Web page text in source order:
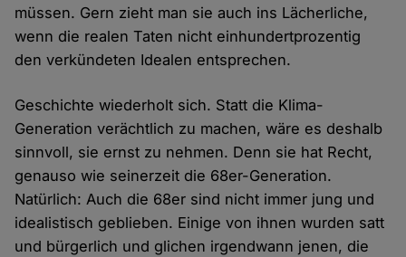
müssen. Gern zieht man sie auch ins Lächerliche,
wenn die realen Taten nicht einhundertprozentig
den verkündeten Idealen entsprechen.
Geschichte wiederholt sich. Statt die Klima-
Generation verächtlich zu machen, wäre es deshalb
sinnvoll, sie ernst zu nehmen. Denn sie hat Recht,
genauso wie seinerzeit die 68er-Generation.
Natürlich: Auch die 68er sind nicht immer jung und
idealistisch geblieben. Einige von ihnen wurden satt
und bürgerlich und glichen irgendwann jenen, die